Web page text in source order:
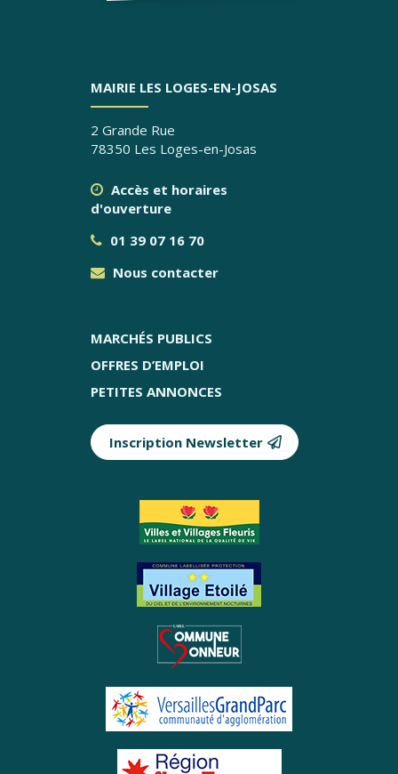
MAIRIE LES LOGES-EN-JOSAS
2 Grande Rue
78350 Les Loges-en-Josas
Accès et horaires
d'ouverture
01 39 07 16 70
Nous contacter
MARCHÉS PUBLICS
OFFRES D’EMPLOI
PETITES ANNONCES
Inscription Newsletter
Partenaires